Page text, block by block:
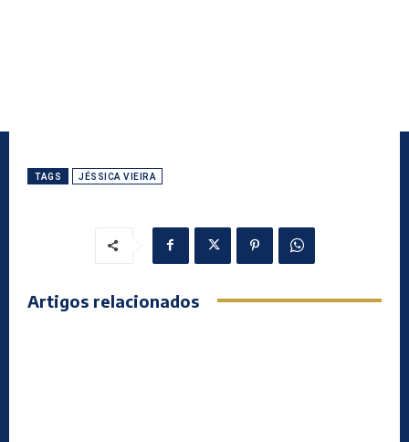
TAGS JÉSSICA VIEIRA
Artigos relacionados